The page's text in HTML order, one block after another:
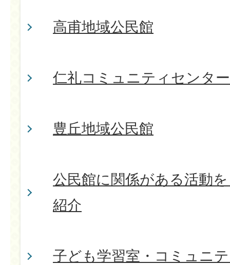
高甫地域公民館
仁礼コミュニティセンター
豊丘地域公民館
公民館に関係がある活動
紹介
子ども学習室・コミュニ